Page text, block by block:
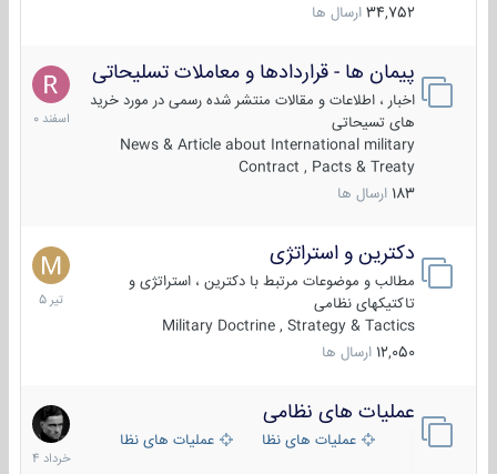
34,752 ارسال ها
پیمان ها - قراردادها و معاملات تسلیحاتی
اخبار ، اطلاعات و مقالات منتشر شده رسمی در مورد خرید
های تسیحاتی
News & Article about International military
Contract , Pacts & Treaty
183 ارسال ها
7
اسفند
1400
دکترین و استراتژی
مطالب و موضوعات مرتبط با دکترین ، استراتژی و
تاکتیکهای نظامی
Military Doctrine , Strategy & Tactics
12,050 ارسال ها
27
تیر
1405
عملیات های نظامی
عملیات های نظامی ایرانعملیات های نظامی خارجی
5
خرداد
1404